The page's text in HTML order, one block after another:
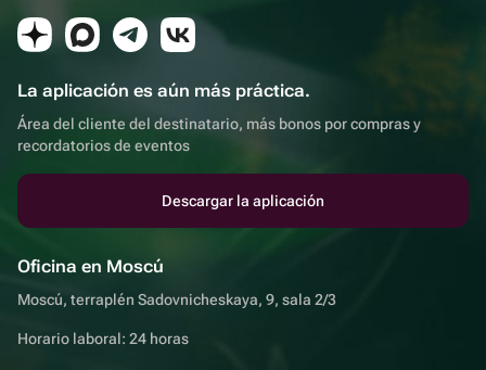
La aplicación es aún más práctica.
Área del cliente del destinatario, más bonos por compras y
recordatorios de eventos
Descargar la aplicación
Oficina en Moscú
Moscú, terraplén Sadovnicheskaya, 9, sala 2/3
Horario laboral: 24 horas